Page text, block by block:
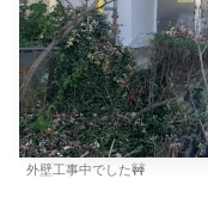
外壁工事中でした🚧